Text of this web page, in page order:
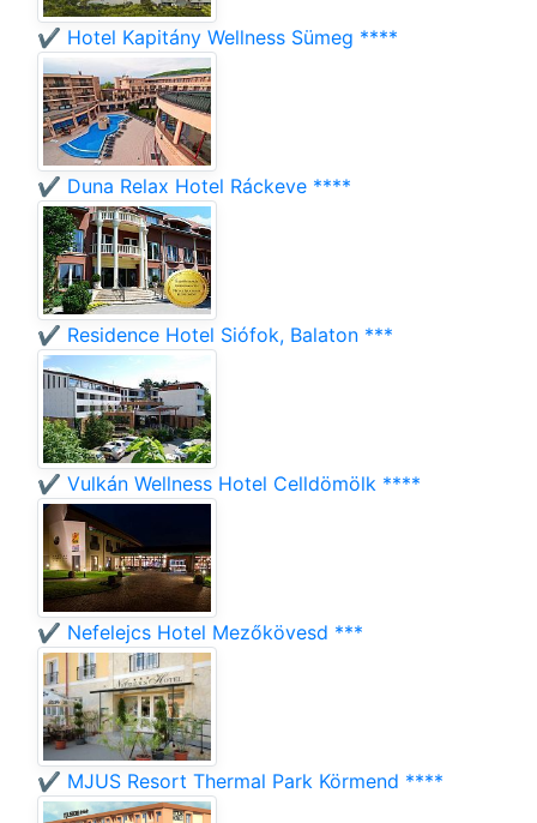
✔️ Hotel Kapitány Wellness Sümeg ****
✔️ Duna Relax Hotel Ráckeve ****
✔️ Residence Hotel Siófok, Balaton ***
✔️ Vulkán Wellness Hotel Celldömölk ****
✔️ Nefelejcs Hotel Mezőkövesd ***
✔️ MJUS Resort Thermal Park Körmend ****